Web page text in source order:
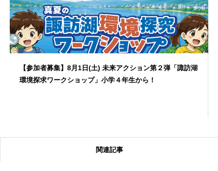
【参加者募集】8月1日(土) 未来アクション第２弾「諏訪湖
環境探求ワークショップ」小学４年生から！
関連記事